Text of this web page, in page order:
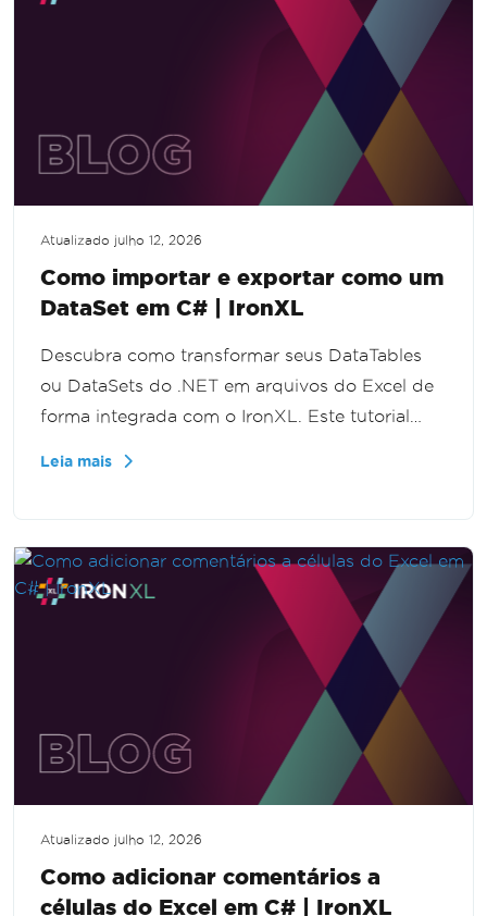
Atualizado julho 12, 2026
Como importar e exportar como um
DataSet em C# | IronXL
Descubra como transformar seus DataTables
ou DataSets do .NET em arquivos do Excel de
forma integrada com o IronXL. Este tutorial
Leia mais
Atualizado julho 12, 2026
Como adicionar comentários a
células do Excel em C# | IronXL